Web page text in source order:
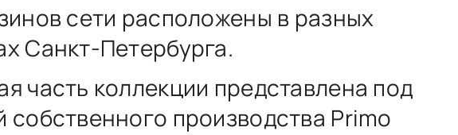
сети расположены в разных
Санкт-Петербурга.
часть коллекции представлена под
собственного производства Primo